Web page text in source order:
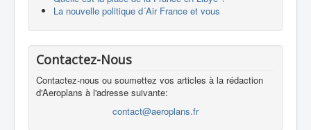
La nouvelle politique d´Air France et vous
Contactez-Nous
Contactez-nous ou soumettez vos articles à la rédaction
d'Aeroplans à l'adresse suivante:
contact@aeroplans.fr